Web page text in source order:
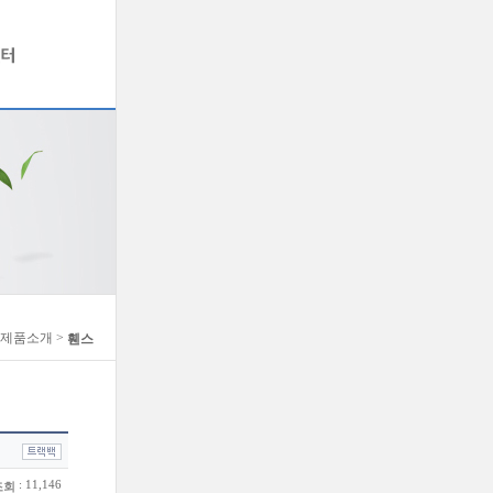
품소개 > 휀스
회 : 11,146